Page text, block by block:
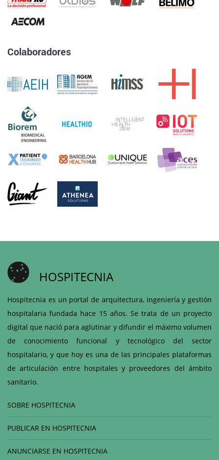
Colaboradores
HOSPITECNIA
Hospitecnia es un portal de arquitectura, ingeniería y gestión
hospitalaria fundada hace 15 años. Se trata de un proyecto
digital que nació para aglutinar y difundir el máximo volumen
de conocimiento funcional y tecnológico del sector
hospitalario, y que hoy es una de las principales plataformas
de articulación entre hospitales y proveedores del ámbito
sanitario.
SOBRE HOSPITECNIA
PUBLICAR EN HOSPITECNIA
ANUNCIARSE EN HOSPITECNIA